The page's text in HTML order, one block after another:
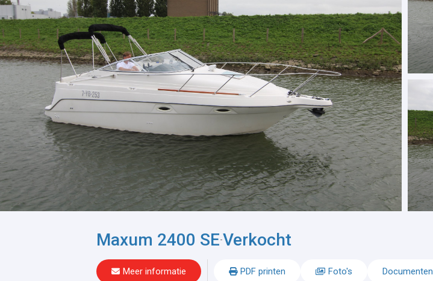
Maxum 2400 SE-Verkocht
Meer informatie PDF printen Foto's Documenten